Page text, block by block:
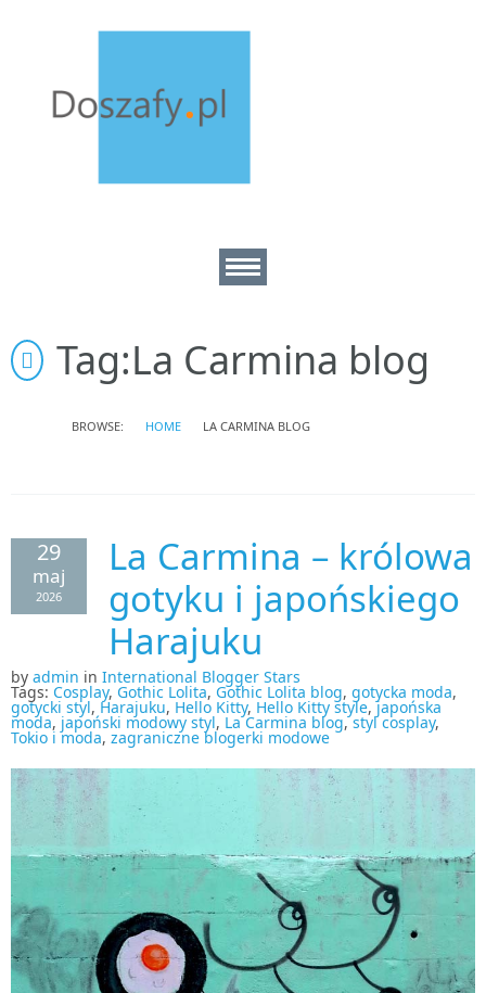
HomeTag:La Carmina blog
BROWSE: HOME LA CARMINA BLOG
29
maj
2026
La Carmina – królowa
gotyku i japońskiego
Harajuku
by admin in International Blogger Stars
Tags: Cosplay, Gothic Lolita, Gothic Lolita blog, gotycka moda,
gotycki styl, Harajuku, Hello Kitty, Hello Kitty style,japońska
moda, japoński modowy styl, La Carmina blog,styl cosplay,
Tokio i moda, zagraniczne blogerki modowe